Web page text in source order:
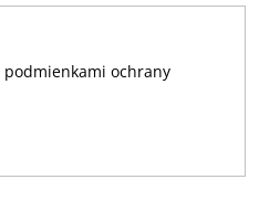
podmienkami ochrany